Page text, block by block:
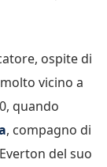
ospite di
vicino a
quando
, compagno di
del suo